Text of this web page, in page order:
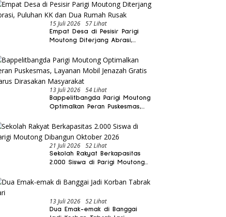
15 Juli 2026 57 Lihat
Empat Desa di Pesisir Parigi
Moutong Diterjang Abrasi,
Rusak
13 Juli 2026 54 Lihat
Bappelitbangda Parigi Moutong
Optimalkan Peran Puskesmas,
Harus Dirasakan Masyarakat
21 Juli 2026 52 Lihat
Sekolah Rakyat Berkapasitas
2.000 Siswa di Parigi Moutong
13 Juli 2026 52 Lihat
Dua Emak-emak di Banggai